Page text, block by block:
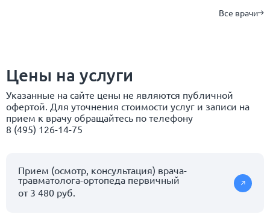
Все врачи
Цены на услуги
Указанные на сайте цены не являются публичной
офертой. Для уточнения стоимости услуг и записи на
прием к врачу обращайтесь по телефону
8 (495) 126-14-75
Прием (осмотр, консультация) врача-
травматолога-ортопеда первичный
от 3 480 руб.